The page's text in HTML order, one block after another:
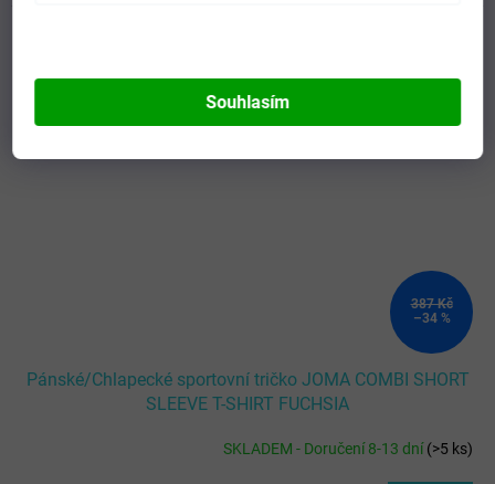
Souhlasím
387 Kč
–34 %
Pánské/Chlapecké sportovní tričko JOMA COMBI SHORT
SLEEVE T-SHIRT FUCHSIA
SKLADEM - Doručení 8-13 dní(>5 ks)